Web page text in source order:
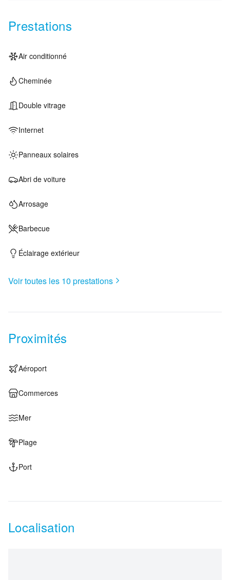
Prestations
Air conditionné
Cheminée
Double vitrage
Internet
Panneaux solaires
Abri de voiture
Arrosage
Barbecue
Éclairage extérieur
Voir toutes les 10 prestations
Proximités
Aéroport
Commerces
Mer
Plage
Port
Localisation